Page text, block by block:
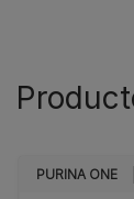
PURINA ONE